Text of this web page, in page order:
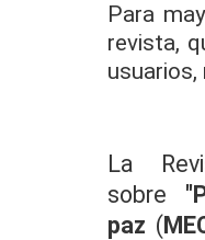
Para
revista,
La
sobre
paz (